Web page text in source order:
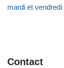
mardi et
Contact